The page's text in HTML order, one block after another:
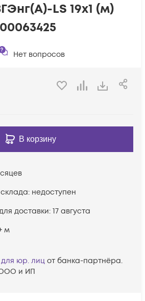
LS 19х1 (м)
Нет вопросов
В корзину
недоступен
доставки: 17 августа
м
юр. лиц от банка-партнёра.
и ИП